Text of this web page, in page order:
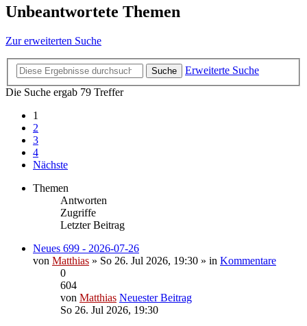
Unbeantwortete Themen
Zur erweiterten Suche
Suche
Erweiterte Suche
Die Suche ergab 79 Treffer
1
2
3
4
Nächste
Themen
Antworten
Zugriffe
Letzter Beitrag
Neues 699 - 2026-07-26
von Matthias » So 26. Jul 2026, 19:30 » in Kommentare
0
604
von Matthias Neuester Beitrag
So 26. Jul 2026, 19:30